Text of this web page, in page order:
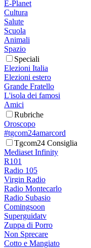
E-Planet
Cultura
Salute
Scuola
Animali
Spazio
Speciali
Elezioni Italia
Elezioni estero
Grande Fratello
L'isola dei famosi
Amici
Rubriche
Oroscopo
#tgcom24amarcord
Tgcom24 Consiglia
Mediaset Infinity
R101
Radio 105
Virgin Radio
Radio Montecarlo
Radio Subasio
Comingsoon
Superguidatv
Zuppa di Porro
Non Sprecare
Cotto e Mangiato